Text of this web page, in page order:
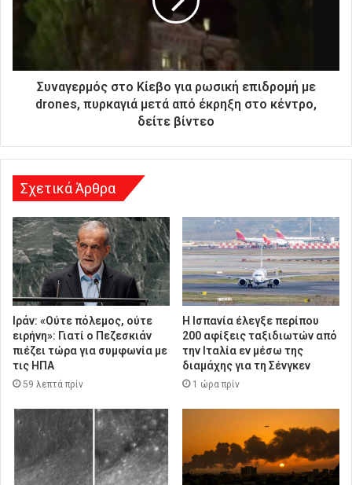
σ
Συναγερμός στο Κίεβο για ρωσική επιδρομή με
drones, πυρκαγιά μετά από έκρηξη στο κέντρο,
δείτε βίντεο
Σχετικά Άρθρα
Ιράν: «Ούτε πόλεμος, ούτε
ειρήνη»: Γιατί ο Πεζεσκιάν
πιέζει τώρα για συμφωνία με
τις ΗΠΑ
59 λεπτά πρίν
Η Ισπανία έλεγξε περίπου
200 αφίξεις ταξιδιωτών από
την Ιταλία εν μέσω της
διαμάχης για τη Σένγκεν
1 ώρα πρίν